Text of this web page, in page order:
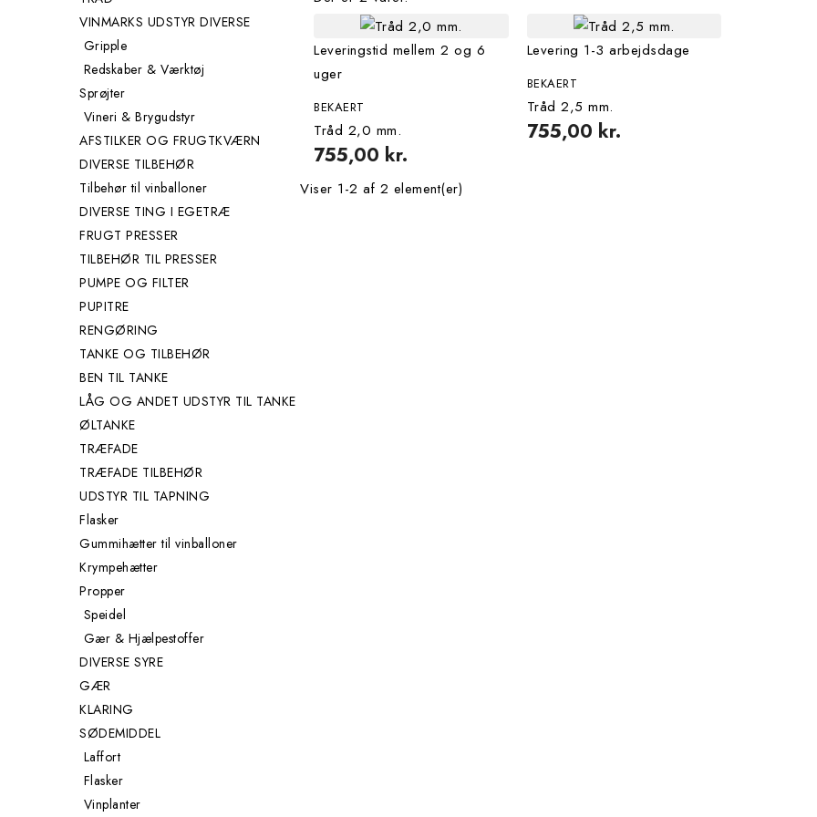
VINMARKS UDSTYR DIVERSE
Gripple
Redskaber & Værktøj
Sprøjter
Vineri & Brygudstyr
AFSTILKER OG FRUGTKVÆRN
DIVERSE TILBEHØR
Tilbehør til vinballoner
DIVERSE TING I EGETRÆ
FRUGT PRESSER
TILBEHØR TIL PRESSER
PUMPE OG FILTER
PUPITRE
RENGØRING
TANKE OG TILBEHØR
BEN TIL TANKE
LÅG OG ANDET UDSTYR TIL TANKE
ØLTANKE
TRÆFADE
TRÆFADE TILBEHØR
UDSTYR TIL TAPNING
Flasker
Gummihætter til vinballoner
Krympehætter
Propper
Speidel
Gær & Hjælpestoffer
DIVERSE SYRE
GÆR
KLARING
SØDEMIDDEL
Laffort
Flasker
Vinplanter
Leveringstid mellem 2 og 6
uger
BEKAERT
Tråd 2,0 mm.
755,00 kr.
Levering 1-3 arbejdsdage
BEKAERT
Tråd 2,5 mm.
755,00 kr.
Viser 1-2 af 2 element(er)